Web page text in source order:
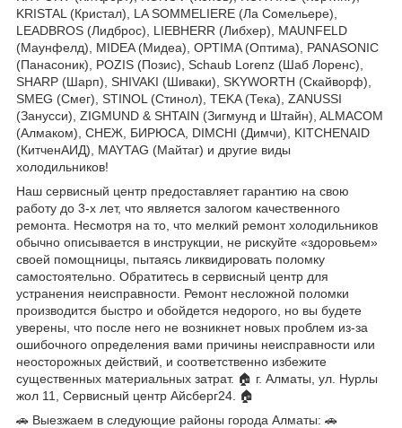
KRISTAL (Кристал), LA SOMMELIERE (Ла Сомельере),
LEADBROS (Лидброс), LIEBHERR (Либхер), MAUNFELD
(Маунфелд), MIDEA (Мидеа), OPTIMA (Оптима), PANASONIC
(Панасоник), POZIS (Позис), Schaub Lorenz (Шаб Лоренс),
SHARP (Шарп), SHIVAKI (Шиваки), SKYWORTH (Скайворф),
SMEG (Смег), STINOL (Стинол), TEKA (Тека), ZANUSSI
(Занусси), ZIGMUND & SHTAIN (Зигмунд и Штайн), ALMACOM
(Алмаком), СНЕЖ, БИРЮСА, DIMCHI (Димчи), KITCHENAID
(КитченАИД), MAYTAG (Майтаг) и другие виды
холодильников!
Наш сервисный центр предоставляет гарантию на свою
работу до 3-х лет, что является залогом качественного
ремонта. Несмотря на то, что мелкий ремонт холодильников
обычно описывается в инструкции, не рискуйте «здоровьем»
своей помощницы, пытаясь ликвидировать поломку
самостоятельно. Обратитесь в сервисный центр для
устранения неисправности. Ремонт несложной поломки
производится быстро и обойдется недорого, но вы будете
уверены, что после него не возникнет новых проблем из-за
ошибочного определения вами причины неисправности или
неосторожных действий, и соответственно избежите
существенных материальных затрат. 🏠 г. Алматы, ул. Нурлы
жол 11, Сервисный центр Айсберг24. 🏠
🚗 Выезжаем в следующие районы города Алматы: 🚗